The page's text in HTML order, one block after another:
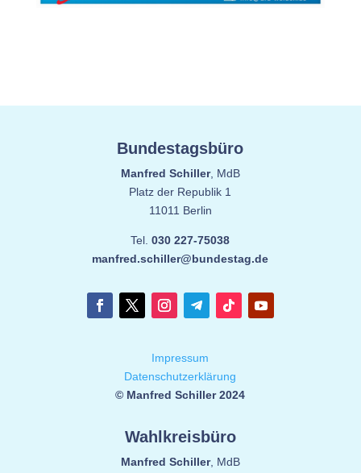
Bundestagsbüro
Manfred Schiller, MdB
Platz der Republik 1
11011 Berlin
Tel.030 227-75038
manfred.schiller@bundestag.de
Impressum
Datenschutzerklärung
© Manfred Schiller 2024
Wahlkreisbüro
Manfred Schiller, MdB